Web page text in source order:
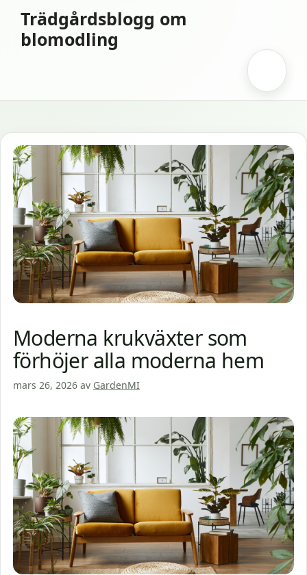
innehåll
Trädgårdsblogg om
blomodling
Moderna krukväxter som
förhöjer alla moderna hem
mars 26, 2026 av GardenMI